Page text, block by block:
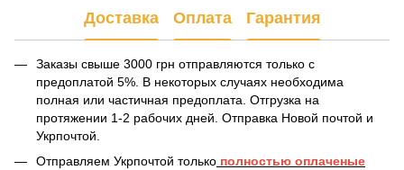
Доставка Оплата Гарантия
Заказы свыше 3000 грн отправляются только с
предоплатой 5%. В некоторых случаях необходима
полная или частичная предоплата. Отгрузка на
протяжении 1-2 рабочих дней. Отправка Новой почтой и
Укрпочтой.
Отправляем Укрпочтой только полностью оплаченые